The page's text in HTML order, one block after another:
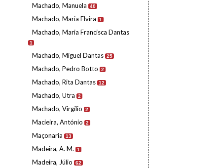
Machado, Manuela 40
Machado, Maria Elvira 1
Machado, Maria Francisca Dantas
1
Machado, Miguel Dantas 25
Machado, Pedro Botto 2
Machado, Rita Dantas 12
Machado, Utra 2
Machado, Virgílio 2
Macieira, António 2
Maçonaria 13
Madeira, A. M. 1
Madeira, Júlio 62